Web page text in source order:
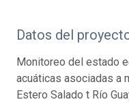
Datos del
Monitoreo del estado
acuáticas asociadas a
Estero Salado t Río